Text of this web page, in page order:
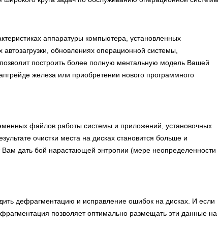
аппаратуры компьютера, установленных
обновлениях операционной системы,
построить более полную ментальную модель Вашей
железа или приобретении нового программного
файлов работы системы и приложений, установочных
очистки места на дисках становится больше и
дать бой нарастающей энтропии (мере неопределенности
дефрагментацию и исправление ошибок на дисках. И если
позволяет оптимально размещать эти данные на